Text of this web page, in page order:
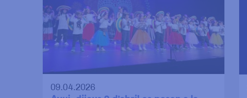
09.04.2026